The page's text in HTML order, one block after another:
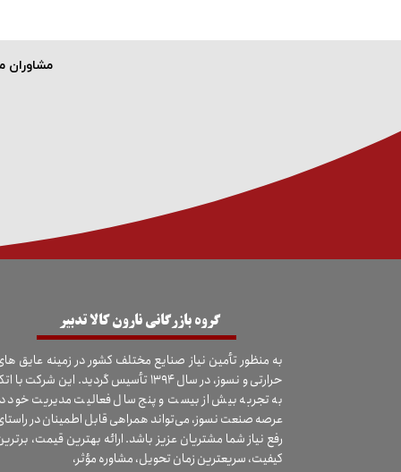
​مشاوران
​گروه بازرگانی نارون کالا تدبیر
به منظور تأمین نیاز صنایع مختلف کشور در زمینه عایق
حرارتی و نسوز، در سال ۱۳۹۴ تأسیس گردید. این شرکت با
به تجربه بیش از بیست و پنج سال فعالیت مدیریت خود
عرصه صنعت نسوز، می‌تواند همراهی قابل اطمینان در
رفع نیاز شما مشتریان عزیز باشد. ارائه بهترین قیمت،
کیفیت، سریعترین زمان تحویل، مشاوره مؤثر،